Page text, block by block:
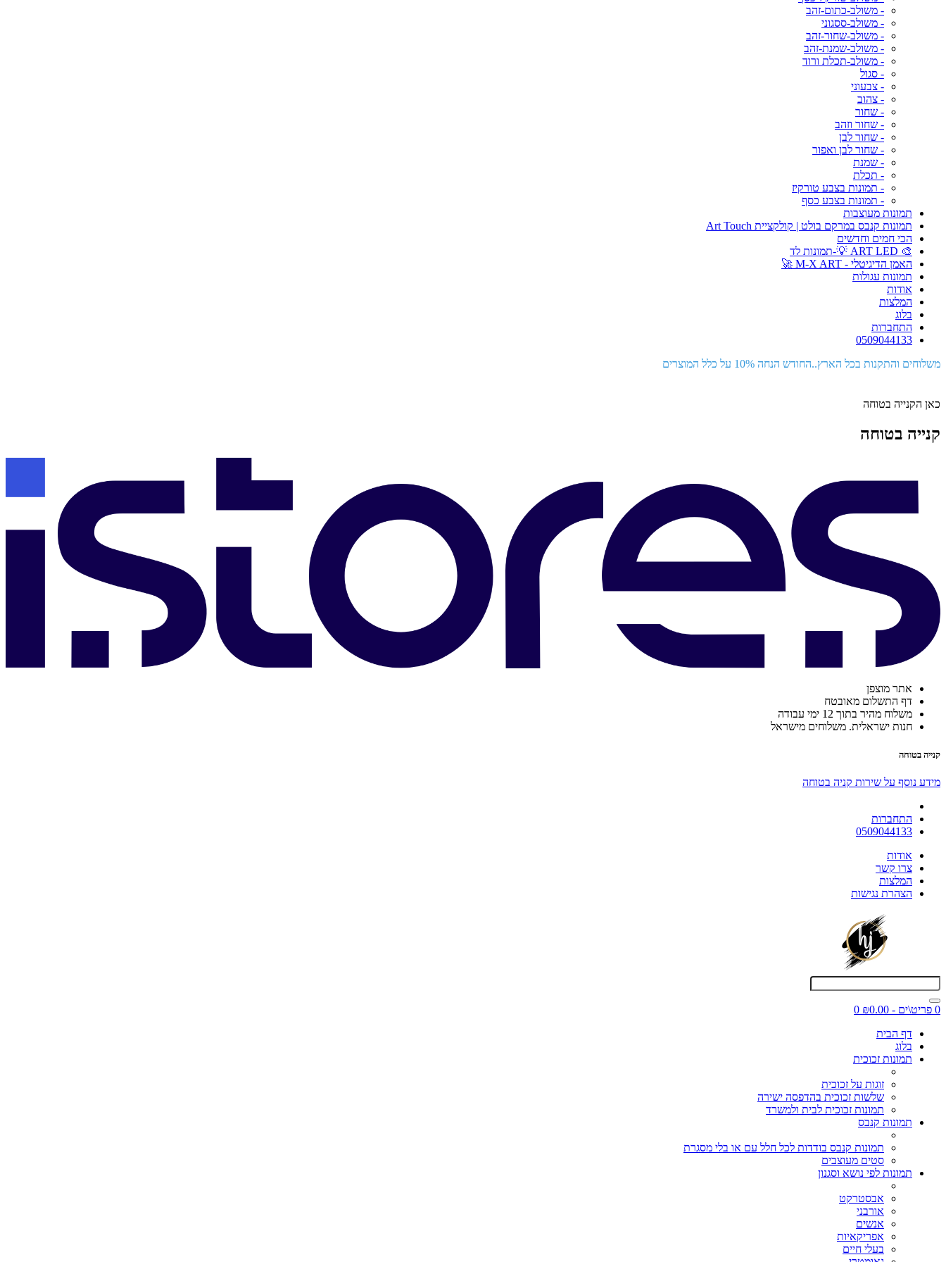
- משולב-כתום-זהב
- משולב-ססגוני
- משולב-שחור-זהב
- משולב-שמנת-זהב
- משולב-תכלת ורוד
- סגול
- צבעוני
- צהוב
- שחור
- שחור וזהב
- שחור לבן
- שחור לבן ואפור
- שמנת
- תכלת
- תמונות בצבע טורקיז
- תמונות בצבע כסף
תמונות מעוצבות
תמונות קנבס במרקם בולט | קולקציית Art Touch
הכי חמים וחדשים
🎨 ART LED 💡-תמונות לד
האמן הדיגיטלי - M-X ART 🚀
תמונות עגולות
אודות
המלצות
בלוג
התחברות
0509044133
משלוחים והתקנות בכל הארץ..החודש הנחה 10% על כלל המוצרים
כאן הקנייה בטוחה
קנייה בטוחה
אתר מוצפן
דף התשלום מאובטח
משלוח מהיר בתוך 12 ימי עבודה
חנות ישראלית. משלוחים מישראל
קנייה בטוחה
מידע נוסף על שירות קניה בטוחה
התחברות
0509044133
אודות
צרו קשר
המלצות
הצהרת נגישות
0 פריט\ים - ₪0.00
0
דף הבית
בלוג
תמונות זכוכית
זוגות על זכוכית
שלשות זכוכית בהדפסה ישירה
תמונות זכוכית לבית ולמשרד
תמונות קנבס
תמונות קנבס בודדות לכל חלל עם או בלי מסגרת
סטים מעוצבים
תמונות לפי נושא וסגנון
אבסטרקט
אורבני
אנשים
אפריקאיות
בעלי חיים